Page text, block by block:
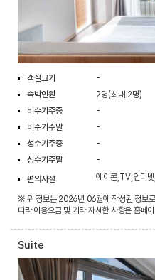
객실크기
-
숙박인원
2명(최대 2명)
비수기주중
-
비수기주말
-
성수기주중
-
성수기주말
-
편의시설
에어콘,TV,인터
※ 위 정보는 2026년 06월에 작성된 정보
따라 이용요금 및 기타 자세한 사항은 홈페
Suite